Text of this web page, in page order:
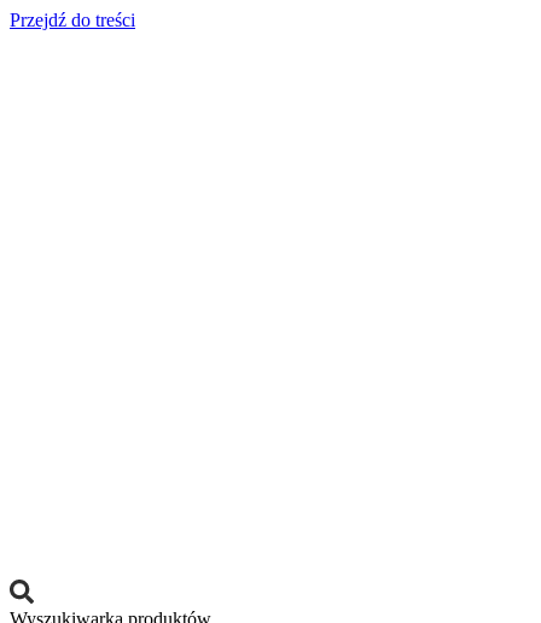
Przejdź do treści
Wyszukiwarka produktów